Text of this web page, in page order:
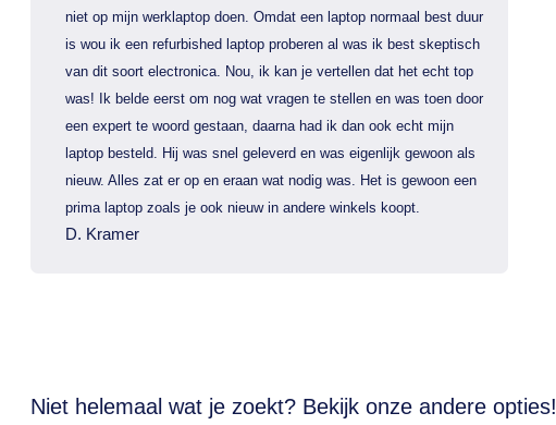
niet op mijn werklaptop doen. Omdat een laptop normaal best duur
is wou ik een refurbished laptop proberen al was ik best skeptisch
van dit soort electronica. Nou, ik kan je vertellen dat het echt top
was! Ik belde eerst om nog wat vragen te stellen en was toen door
een expert te woord gestaan, daarna had ik dan ook echt mijn
laptop besteld. Hij was snel geleverd en was eigenlijk gewoon als
nieuw. Alles zat er op en eraan wat nodig was. Het is gewoon een
prima laptop zoals je ook nieuw in andere winkels koopt.
D. Kramer
Niet helemaal wat je zoekt? Bekijk onze andere opties!